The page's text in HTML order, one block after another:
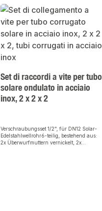
Set di raccordi a vite per tubo
solare ondulato in acciaio
inox, 2 x 2 x 2
Verschraubungsset 1/2", für DN12 Solar-
Edelstahlwellrohr6-teilig, bestehend aus:
2x Überwurfmuttern vernickelt, 2x